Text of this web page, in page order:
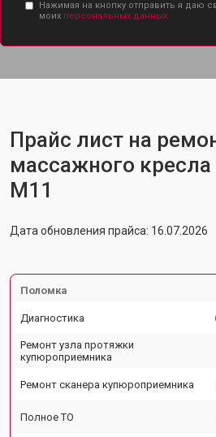
Нажимая на кнопку отправить я даю
моих персональных данных.
Прайс лист на
массажного
M11
Дата обновления прайса: 16.07.2026
Поломка
Диагностика
Ремонт узла протяжки
купюроприемника
Ремонт сканера купюроприемника
Полное ТО